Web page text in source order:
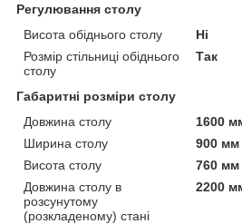
Регулювання столу
Висота обіднього столу
Ні
Розмір стільниці обіднього
столу
Так
Габаритні розміри столу
Довжина столу
1600
Ширина столу
900 мм
Висота столу
760 мм
Довжина столу в
розсунутому
(розкладеному) стані
2200